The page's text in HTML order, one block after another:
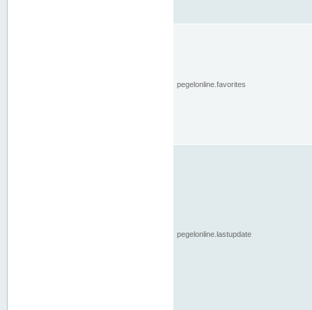
pegelonline.favorites
pegelonline.lastupdate